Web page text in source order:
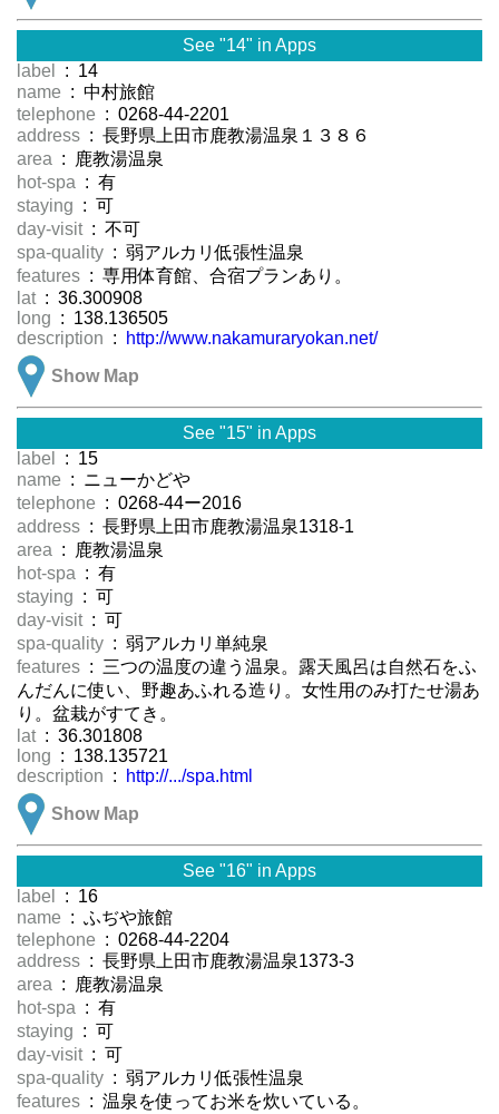
See "14" in Apps
label
: 14
name : 中村旅館
telephone : 0268-44-2201
address : 長野県上田市鹿教湯温泉１３８６
area : 鹿教湯温泉
hot-spa : 有
staying : 可
day-visit : 不可
spa-quality : 弱アルカリ低張性温泉
features : 専用体育館、合宿プランあり。
lat : 36.300908
long : 138.136505
description :
http://www.nakamuraryokan.net/
Show Map
See "15" in Apps
label
: 15
name : ニューかどや
telephone : 0268-44ー2016
address : 長野県上田市鹿教湯温泉1318-1
area : 鹿教湯温泉
hot-spa : 有
staying : 可
day-visit : 可
spa-quality : 弱アルカリ単純泉
features : 三つの温度の違う温泉。露天風呂は自然石をふ
んだんに使い、野趣あふれる造り。女性用のみ打たせ湯あ
り。盆栽がすてき。
lat : 36.301808
long : 138.135721
description :
http://.../spa.html
Show Map
See "16" in Apps
label
: 16
name : ふぢや旅館
telephone : 0268-44-2204
address : 長野県上田市鹿教湯温泉1373-3
area : 鹿教湯温泉
hot-spa : 有
staying : 可
day-visit : 可
spa-quality : 弱アルカリ低張性温泉
features : 温泉を使ってお米を炊いている。